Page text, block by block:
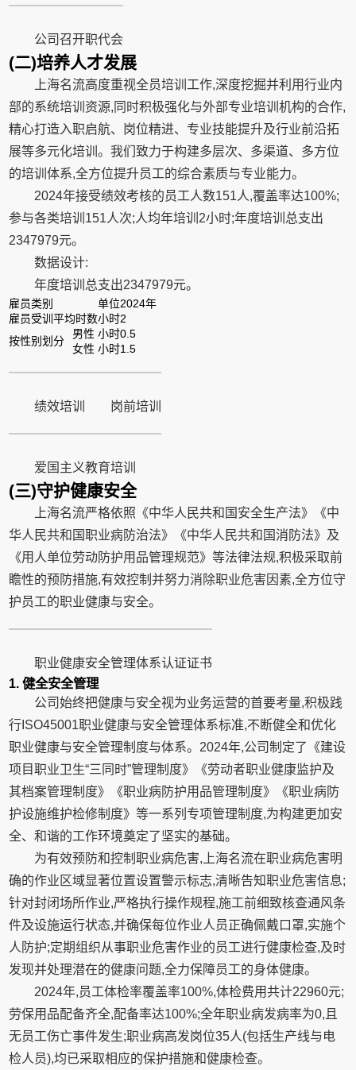
公司召开职代会
(二)培养人才发展
上海名流高度重视全员培训工作,深度挖掘并利用行业内
部的系统培训资源,同时积极强化与外部专业培训机构的合作,
精心打造入职启航、岗位精进、专业技能提升及行业前沿拓
展等多元化培训。我们致力于构建多层次、多渠道、多方位
的培训体系,全方位提升员工的综合素质与专业能力。
2024年接受绩效考核的员工人数151人,覆盖率达100%;
参与各类培训151人次;人均年培训2小时;年度培训总支出
2347979元。
数据设计:
年度培训总支出2347979元。
雇员类别 单位2024年
雇员受训平均时数小时2
按性别划分
男性 小时0.5
女性 小时1.5
绩效培训 岗前培训
爱国主义教育培训
(三)守护健康安全
上海名流严格依照《中华人民共和国安全生产法》《中
华人民共和国职业病防治法》《中华人民共和国消防法》及
《用人单位劳动防护用品管理规范》等法律法规,积极采取前
瞻性的预防措施,有效控制并努力消除职业危害因素,全方位守
护员工的职业健康与安全。
职业健康安全管理体系认证证书
1. 健全安全管理
公司始终把健康与安全视为业务运营的首要考量,积极践
行ISO45001职业健康与安全管理体系标准,不断健全和优化
职业健康与安全管理制度与体系。2024年,公司制定了《建设
项目职业卫生“三同时”管理制度》《劳动者职业健康监护及
其档案管理制度》《职业病防护用品管理制度》《职业病防
护设施维护检修制度》等一系列专项管理制度,为构建更加安
全、和谐的工作环境奠定了坚实的基础。
为有效预防和控制职业病危害,上海名流在职业病危害明
确的作业区域显著位置设置警示标志,清晰告知职业危害信息;
针对封闭场所作业,严格执行操作规程,施工前细致核查通风条
件及设施运行状态,并确保每位作业人员正确佩戴口罩,实施个
人防护;定期组织从事职业危害作业的员工进行健康检查,及时
发现并处理潜在的健康问题,全力保障员工的身体健康。
2024年,员工体检率覆盖率100%,体检费用共计22960元;
劳保用品配备齐全,配备率达100%;全年职业病发病率为0,且
无员工伤亡事件发生;职业病高发岗位35人(包括生产线与电
检人员),均已采取相应的保护措施和健康检查。